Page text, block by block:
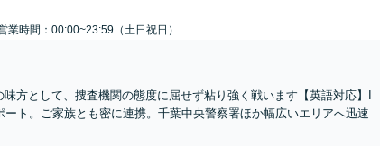
業時間：00:00~23:59（土日祝日）
方として、捜査機関の態度に屈せず粘り強く戦います【英語対応】I
ト。ご家族とも密に連携。千葉中央警察署ほか幅広いエリアへ迅速